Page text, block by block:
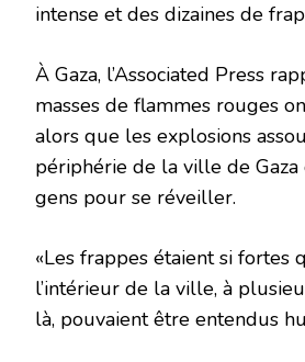
intense et des dizaines de
À Gaza, l’Associated Press
masses de flammes rouges
alors que les explosions
périphérie de la ville de Gaza
gens pour se réveiller.
«Les frappes étaient si fortes
l’intérieur de la ville, à
là, pouvaient être entendus